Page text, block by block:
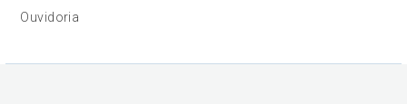
Ouvidoria